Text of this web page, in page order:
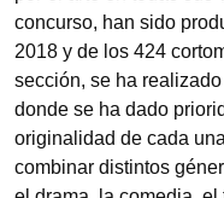
concurso, han sido
2018 y de los 424
sección, se ha
donde se ha dado
originalidad de cada
combinar distintos